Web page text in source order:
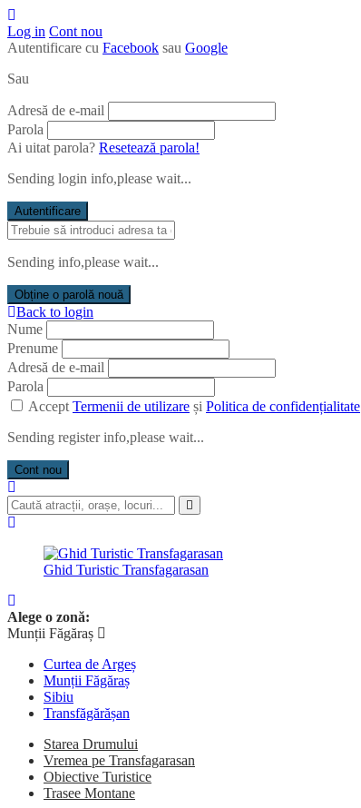
Log in Cont nou
Autentificare cu Facebook sau Google
Sau
Adresă de e-mail
Parola
Ai uitat parola? Resetează parola!
Sending login info,please wait...
Autentificare
Sending info,please wait...
Obține o parolă nouă
Back to login
Nume
Prenume
Adresă de e-mail
Parola
Accept Termenii de utilizare și Politica de confidențialitate
Sending register info,please wait...
Cont nou
Ghid Turistic Transfagarasan
Alege o zonă:
Munții Făgăraș
Curtea de Argeș
Munții Făgăraș
Sibiu
Transfăgărășan
Starea Drumului
Vremea pe Transfagarasan
Obiective Turistice
Trasee Montane